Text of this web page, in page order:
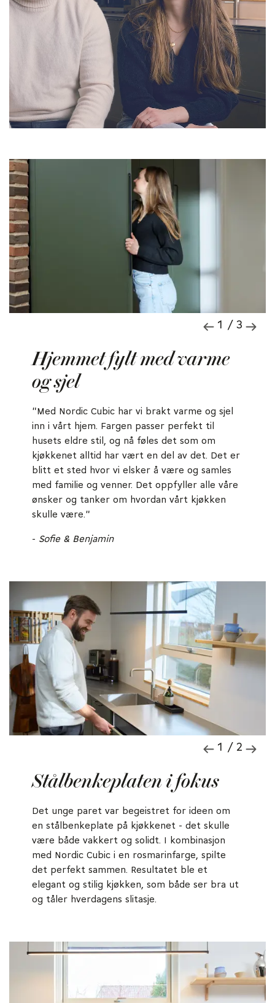
1 / 3
Hjemmet fylt med varme
og sjel
"Med Nordic Cubic har vi brakt varme og sjel
inn i vårt hjem. Fargen passer perfekt til
husets eldre stil, og nå føles det som om
kjøkkenet alltid har vært en del av det. Det er
blitt et sted hvor vi elsker å være og samles
med familie og venner. Det oppfyller alle våre
ønsker og tanker om hvordan vårt kjøkken
skulle være."
- Sofie & Benjamin
1 / 2
Stålbenkeplaten i fokus
Det unge paret var begeistret for ideen om
en stålbenkeplate på kjøkkenet - det skulle
være både vakkert og solidt. I kombinasjon
med Nordic Cubic i en rosmarinfarge, spilte
det perfekt sammen. Resultatet ble et
elegant og stilig kjøkken, som både ser bra ut
og tåler hverdagens slitasje.